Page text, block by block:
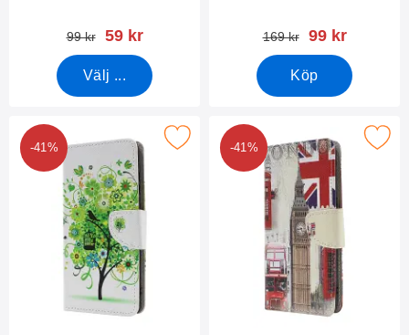
tidigare pris
99 kr rea pris
59 kr
Välj ...
tidigare pris
169 kr rea pris
99 kr
Köp
-41%
designwallet Xiaomi 12T / 12T Pro 5G som favorit
-41%
Makera designwallet Xiaomi 12T